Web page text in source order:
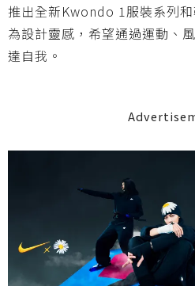
推出全新Kwondo 1服裝系列
為設計靈感，希望通過運動、
達自我。